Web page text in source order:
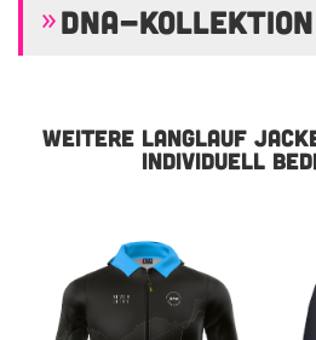
DNA-KOLLEKTION
WEITERE LANGLAUF
INDIVIDUELL